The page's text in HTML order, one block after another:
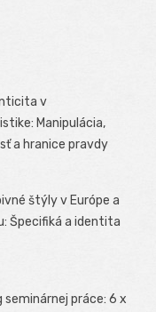
v
Manipulácia,
a hranice pravdy
štýly v Európe a
Špecifiká a identita
práce: 6 x